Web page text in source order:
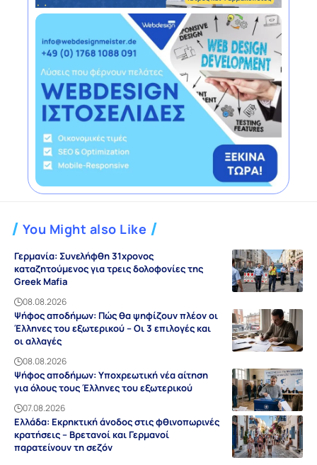
You Might also Like
Γερμανία: Συνελήφθη 31χρονος
καταζητούμενος για τρεις δολοφονίες της
Greek Mafia
08.08.2026
Ψήφος αποδήμων: Πώς θα ψηφίζουν πλέον οι
Έλληνες του εξωτερικού – Οι 3 επιλογές και
οι αλλαγές
08.08.2026
Ψήφος αποδήμων: Υποχρεωτική νέα αίτηση
για όλους τους Έλληνες του εξωτερικού
07.08.2026
Ελλάδα: Εκρηκτική άνοδος στις φθινοπωρινές
κρατήσεις – Βρετανοί και Γερμανοί
παρατείνουν τη σεζόν